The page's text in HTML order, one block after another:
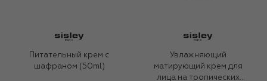
Питательный крем с
шафраном (50ml)
Увлажняющий
матирующий крем для
лица на тропических